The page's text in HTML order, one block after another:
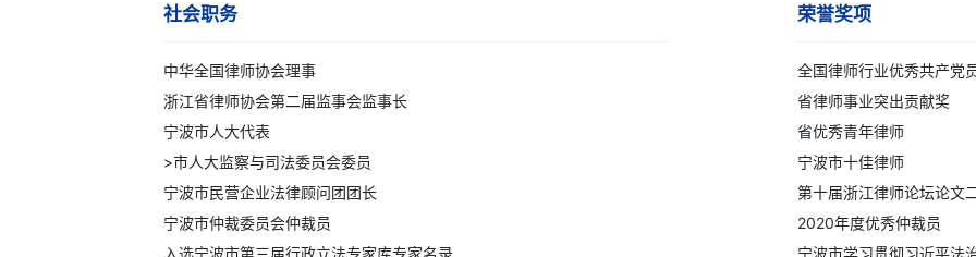
社会职务
中华全国律师协会理事
浙江省律师协会第二届监事会监事长
宁波市人大代表
>市人大监察与司法委员会委员
宁波市民营企业法律顾问团团长
宁波市仲裁委员会仲裁员
入选宁波市第三届行政立法专家库专家名录
荣誉奖项
全国律师行业优秀共产党
省律师事业突出贡献奖
省优秀青年律师
宁波市十佳律师
第十届浙江律师论坛论文
2020年度优秀仲裁员
宁波市学习贯彻习近平法